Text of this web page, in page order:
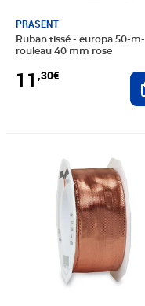
PRASENT
Ruban tissé - europa 50-m-
rouleau 40 mm rose
11 ,30€